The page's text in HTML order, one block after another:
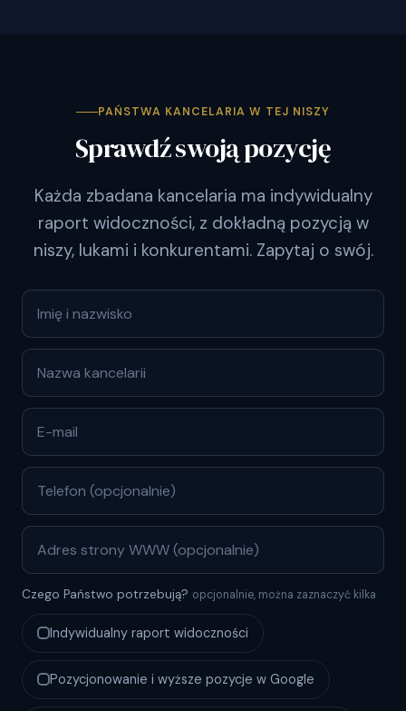
PAŃSTWA KANCELARIA W TEJ NISZY
Sprawdź swoją pozycję
Każda zbadana kancelaria ma indywidualny
raport widoczności, z dokładną pozycją w
niszy, lukami i konkurentami. Zapytaj o swój.
Czego Państwo potrzebują? opcjonalnie, można zaznaczyć kilka
Indywidualny raport widoczności
Pozycjonowanie i wyższe pozycje w Google